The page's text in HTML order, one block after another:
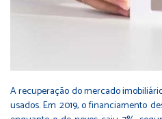
A recuperação do mercado
usados. Em 2019, o financiamento